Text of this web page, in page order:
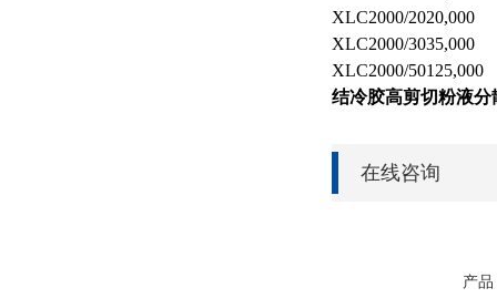
XLC2000/2020,000
XLC2000/3035,000
XLC2000/50125,000
结冷胶高剪切粉液分
在线咨询
产品